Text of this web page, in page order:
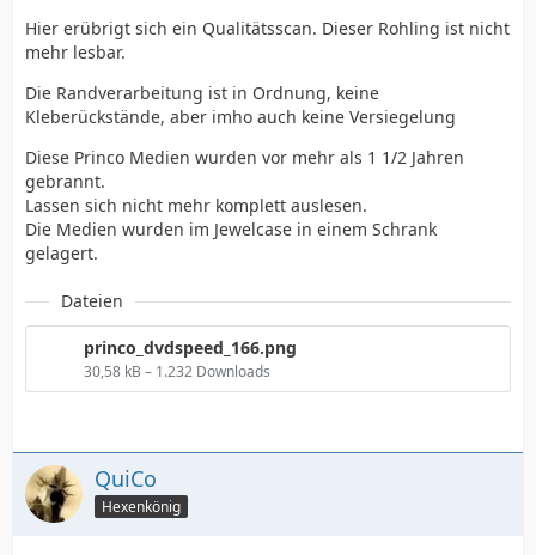
Hier erübrigt sich ein Qualitätsscan. Dieser Rohling ist nicht
mehr lesbar.
Die Randverarbeitung ist in Ordnung, keine
Kleberückstände, aber imho auch keine Versiegelung
Diese Princo Medien wurden vor mehr als 1 1/2 Jahren
gebrannt.
Lassen sich nicht mehr komplett auslesen.
Die Medien wurden im Jewelcase in einem Schrank
gelagert.
Dateien
princo_dvdspeed_166.png
30,58 kB – 1.232 Downloads
QuiCo
Hexenkönig